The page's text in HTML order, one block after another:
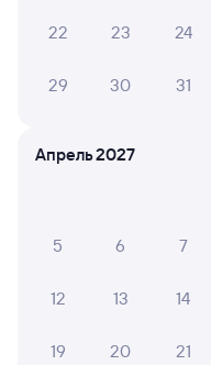
22 23 24
29 30 31
Апрель 2027
5 6 7
12 13 14
19 20 21